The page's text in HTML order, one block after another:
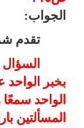
الجواب:
تقدم
بخبر الواحد
الواحد
المسألتين